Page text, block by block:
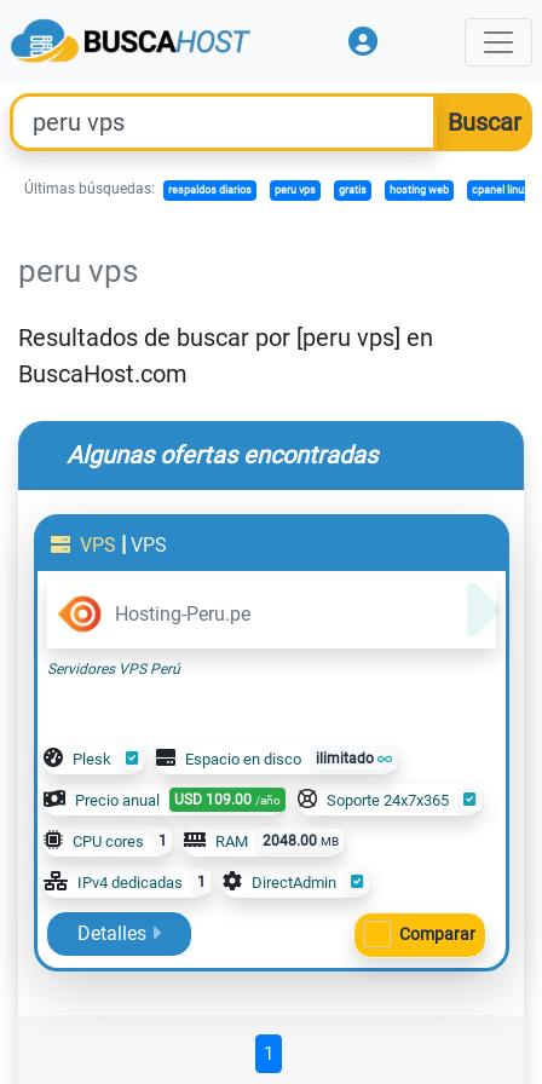
Últimas búsquedas: respaldos diarios peru vps gratis hosting web cpanel linux
peru vps
Resultados de buscar por [peru vps] en
BuscaHost.com
Algunas ofertas encontradas
VPS | VPS
Hosting-Peru.pe
Servidores VPS Perú
Plesk Espacio en disco ilimitado
Precio anual USD 109.00 /año Soporte 24x7x365
CPU cores 1 RAM 2048.00 MB
IPv4 dedicadas 1 DirectAdmin
Detalles Comparar
1